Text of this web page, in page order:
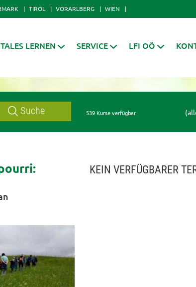
TIROL VORARLBERG WIEN
LERNEN SERVICE LFI OÖ
Suche 539 Kurse verfügbar
KEIN VERFÜGBARER